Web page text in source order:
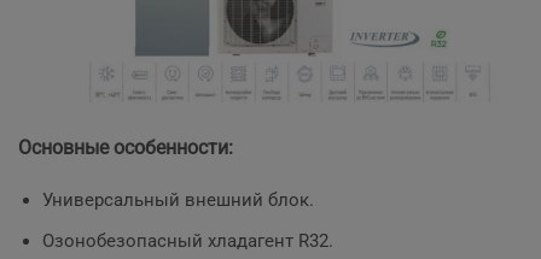
Основные особенности:
Универсальный внешний блок.
Озонобезопасный хладагент R32.